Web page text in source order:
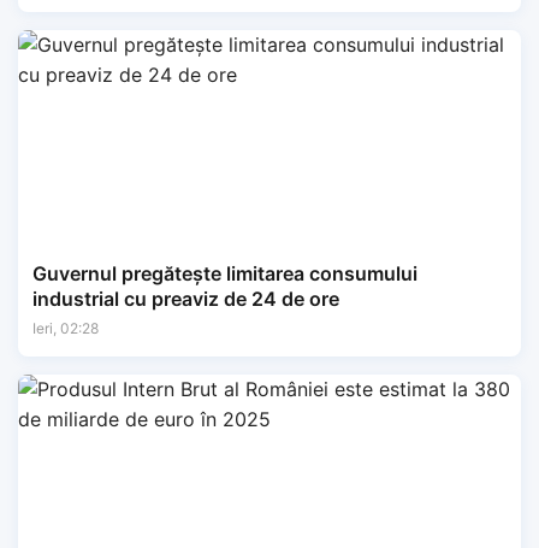
Guvernul pregătește limitarea consumului
industrial cu preaviz de 24 de ore
Ieri, 02:28